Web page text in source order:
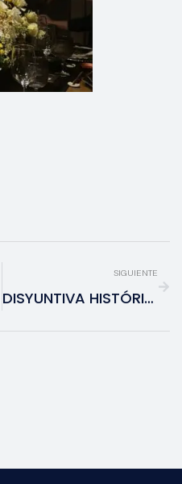
SIGUIENTE
DISYUNTIVA HISTÓRICA EN MÉXICO: ¿REGULACIÓN INTELIGENTE O PROHIBICIÓN QUE IMPULSA EL MERCADO NEGRO?